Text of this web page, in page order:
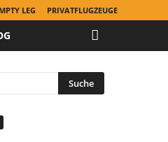
LEG PRIVATFLUGZEUGE